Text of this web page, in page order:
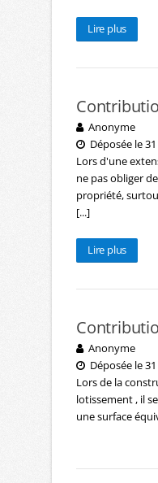
Lire plus
Anonyme
Déposée le
Lors d'une
ne pas obliger
propriété,
[...]
Lire plus
Anonyme
Déposée le
Lors de la
lotissement , il
une surface